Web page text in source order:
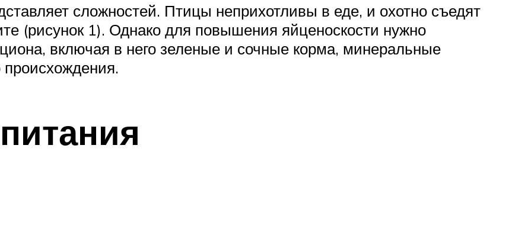
сложностей. Птицы неприхотливы в еде, и охотно съедят
(рисунок 1). Однако для повышения яйценоскости нужно
включая в него зеленые и сочные корма, минеральные
происхождения.